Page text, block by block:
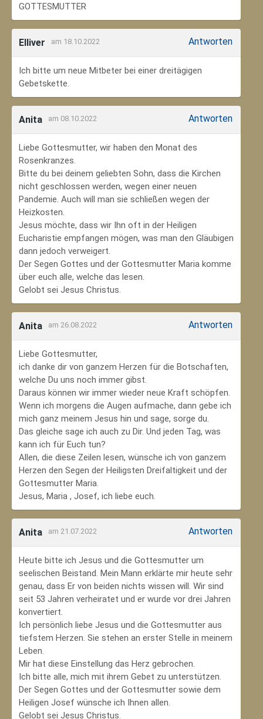
GOTTESMUTTER
Elliver am 18.10.2022 Antworten
Ich bitte um neue Mitbeter bei einer dreitägigen
Gebetskette.
Anita am 08.10.2022 Antworten
Liebe Gottesmutter, wir haben den Monat des
Rosenkranzes.
Bitte du bei deinem geliebten Sohn, dass die Kirchen
nicht geschlossen werden, wegen einer neuen
Pandemie. Auch will man sie schließen wegen der
Heizkosten.
Jesus möchte, dass wir Ihn oft in der Heiligen
Eucharistie empfangen mögen, was man den Gläubigen
dann jedoch verweigert.
Der Segen Gottes und der Gottesmutter Maria komme
über euch alle, welche das lesen.
Gelobt sei Jesus Christus.
Anita am 26.08.2022 Antworten
Liebe Gottesmutter,
ich danke dir von ganzem Herzen für die Botschaften,
welche Du uns noch immer gibst.
Daraus können wir immer wieder neue Kraft schöpfen.
Wenn ich morgens die Augen aufmache, dann gebe ich
mich ganz meinem Jesus hin und sage, sorge du.
Das gleiche sage ich auch zu Dir. Und jeden Tag, was
kann ich für Euch tun?
Allen, die diese Zeilen lesen, wünsche ich von ganzem
Herzen den Segen der Heiligsten Dreifaltigkeit und der
Gottesmutter Maria.
Jesus, Maria , Josef, ich liebe euch.
Anita am 21.07.2022 Antworten
Heute bitte ich Jesus und die Gottesmutter um
seelischen Beistand. Mein Mann erklärte mir heute sehr
genau, dass Er von beiden nichts wissen will. Wir sind
seit 53 Jahren verheiratet und er wurde vor drei Jahren
konvertiert.
Ich persönlich liebe Jesus und die Gottesmutter aus
tiefstem Herzen. Sie stehen an erster Stelle in meinem
Leben.
Mir hat diese Einstellung das Herz gebrochen.
Ich bitte alle, mich mit ihrem Gebet zu unterstützen.
Der Segen Gottes und der Gottesmutter sowie dem
Heiligen Josef wünsche ich Ihnen allen.
Gelobt sei Jesus Christus.